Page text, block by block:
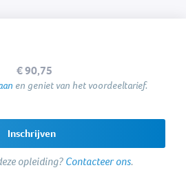
€ 90,75
en geniet van het voordeeltarief.
Inschrijven
opleiding?Contacteer ons.